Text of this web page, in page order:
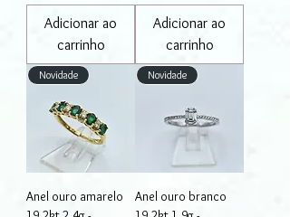
Adicionar ao
carrinho
Adicionar ao
carrinho
Novidade
Anel ouro amarelo
Novidade
Anel ouro branco